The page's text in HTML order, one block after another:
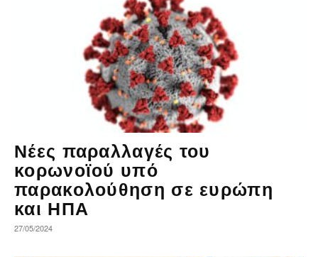
Νέες παραλλαγές του
κορωνοϊού υπό
παρακολούθηση σε ευρώπη
και ΗΠΑ
27/05/2024